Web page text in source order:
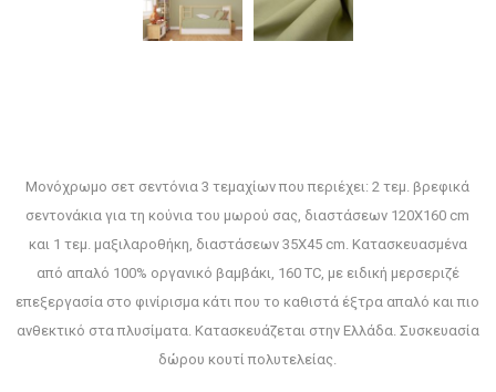
Μονόχρωμο σετ σεντόνια 3 τεμαχίων που περιέχει: 2 τεμ. βρεφικά
σεντονάκια για τη κούνια του μωρού σας, διαστάσεων 120X160 cm
και 1 τεμ. μαξιλαροθήκη, διαστάσεων 35X45 cm. Κατασκευασμένα
από απαλό 100% οργανικό βαμβάκι, 160 TC, με ειδική μερσεριζέ
επεξεργασία στο φινίρισμα κάτι που το καθιστά έξτρα απαλό και πιο
ανθεκτικό στα πλυσίματα. Κατασκευάζεται στην Ελλάδα. Συσκευασία
δώρου κουτί πολυτελείας.